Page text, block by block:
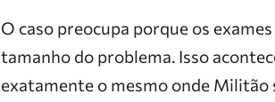
O caso preocupa porque os
tamanho do problema. Isso
exatamente o mesmo onde Militão